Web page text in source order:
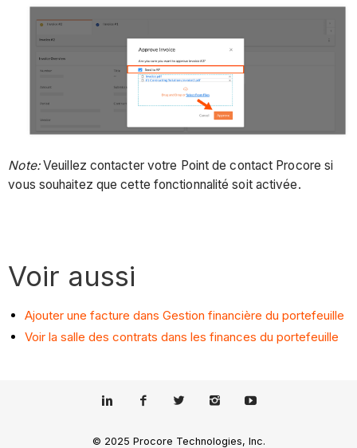
Note:Veuillez contacter votre Point de contact Procore si
vous souhaitez que cette fonctionnalité soit activée.
Voir aussi
Ajouter une facture dans Gestion financière du portefeuille
Voir la salle des contrats dans les finances du portefeuille
© 2025 Procore Technologies, Inc.